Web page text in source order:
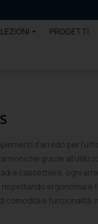
PROGETTI
d’arredo per
grazie
e cassettiere, ogni
ergonomia e
comodità e